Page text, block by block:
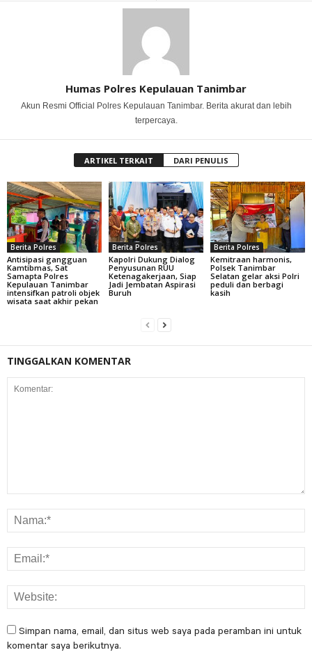
Humas Polres Kepulauan Tanimbar
Akun Resmi Official Polres Kepulauan Tanimbar. Berita akurat dan lebih
terpercaya.
ARTIKEL TERKAIT DARI PENULIS
Berita Polres
Antisipasi gangguan
Kamtibmas, Sat
Samapta Polres
Kepulauan Tanimbar
intensifkan patroli objek
wisata saat akhir pekan
Berita Polres
Kapolri Dukung Dialog
Penyusunan RUU
Ketenagakerjaan, Siap
Jadi Jembatan Aspirasi
Buruh
Berita Polres
Kemitraan harmonis,
Polsek Tanimbar
Selatan gelar aksi Polri
peduli dan berbagi
kasih
TINGGALKAN KOMENTAR
Simpan nama, email, dan situs web saya pada peramban ini untuk
komentar saya berikutnya.